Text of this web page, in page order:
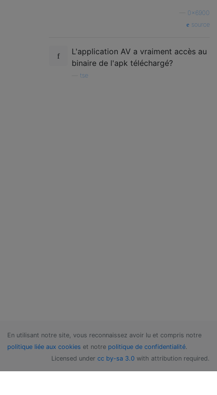
0x6900
source
L'application AV a vraiment accès au
binaire de l'apk téléchargé?
tse
En utilisant notre site, vous reconnaissez avoir lu et compris notre
politique liée aux cookies et notre politique de confidentialité.
Licensed under cc by-sa 3.0 with attribution required.